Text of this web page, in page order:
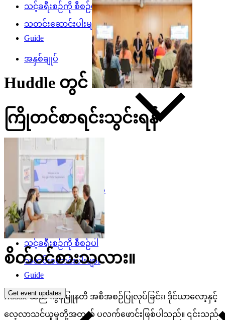
သင့်ခရီးစဉ်ကို စီစဉ်ပါ
သတင်းဆောင်းပါးများ
Guide
အနှစ်ချုပ်
Visitor Experience
Huddle
Pop-Up Shop
Cafe
Google Store
မြို့တွင်းကွက်လပ်
အနုပညာ
ပွဲများ
သင့်ခရီးစဉ်ကို စီစဉ်ပါ
သတင်းဆောင်းပါးများ
Guide
Get event updates
Huddle တွင်
ကြိုတင်စာရင်းသွင်းရန်
စိတ်ဝင်စားသလား။
Huddle သည် ကွန်မြူနတီ အစီအစဉ်ပြုလုပ်ခြင်း၊ ဒိုင်ယာလော့နှင့်
လေ့လာသင်ယူမှုတို့အတွက် ပလက်ဖောင်းဖြစ်ပါသည်။ ၎င်းသည်